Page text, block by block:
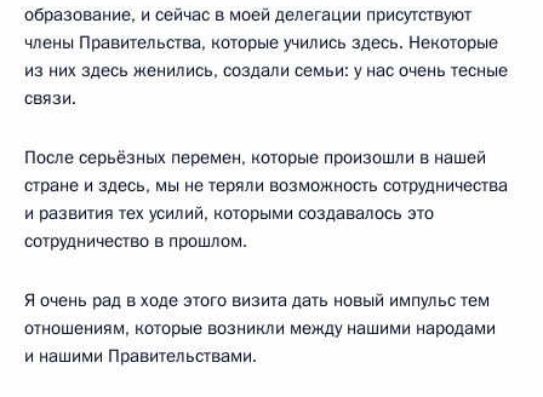
образование, и сейчас в моей делегации присутствуют
члены Правительства, которые учились здесь. Некоторые
из них здесь женились, создали семьи: у нас очень тесные
связи.
После серьёзных перемен, которые произошли в нашей
стране и здесь, мы не теряли возможность сотрудничества
и развития тех усилий, которыми создавалось это
сотрудничество в прошлом.
Я очень рад в ходе этого визита дать новый импульс тем
отношениям, которые возникли между нашими народами
и нашими Правительствами.